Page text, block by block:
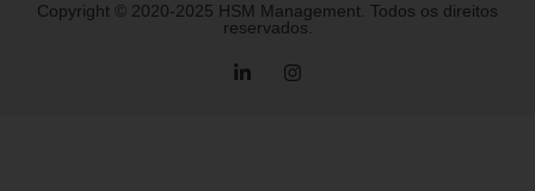
Copyright © 2020-2025 HSM Management. Todos os direitos
reservados.